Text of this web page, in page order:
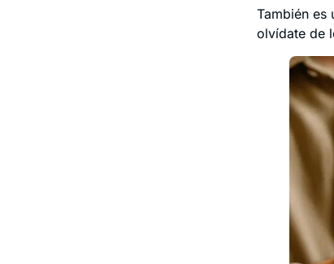
También es
olvídate de